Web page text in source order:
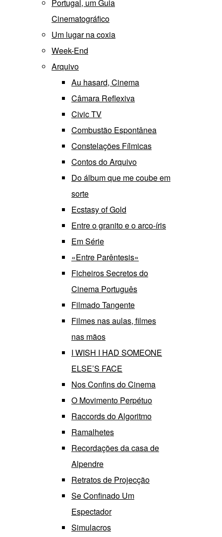
Portugal, um Guia
Cinematográfico
Um lugar na coxia
Week-End
Arquivo
Au hasard, Cinema
Câmara Reflexiva
Civic TV
Combustão Espontânea
Constelações Fílmicas
Contos do Arquivo
Do álbum que me coube em
sorte
Ecstasy of Gold
Entre o granito e o arco-íris
Em Série
«Entre Parêntesis»
Ficheiros Secretos do
Cinema Português
Filmado Tangente
Filmes nas aulas, filmes
nas mãos
I WISH I HAD SOMEONE
ELSE’S FACE
Nos Confins do Cinema
O Movimento Perpétuo
Raccords do Algoritmo
Ramalhetes
Recordações da casa de
Alpendre
Retratos de Projecção
Se Confinado Um
Espectador
Simulacros